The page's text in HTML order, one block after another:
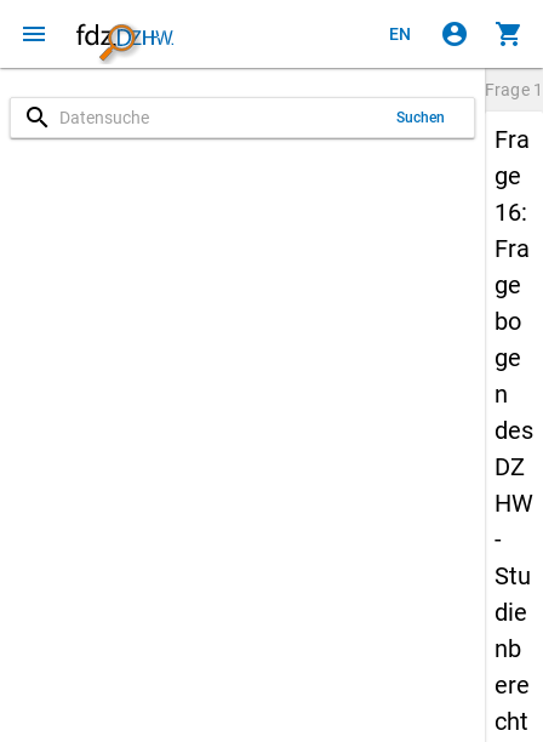
menu EN account_circle shopping_cart
search Suchen
Frage
Fra
ge
16:
Fra
ge
bo
ge
n
des
DZ
HW
-
Stu
die
nb
ere
cht